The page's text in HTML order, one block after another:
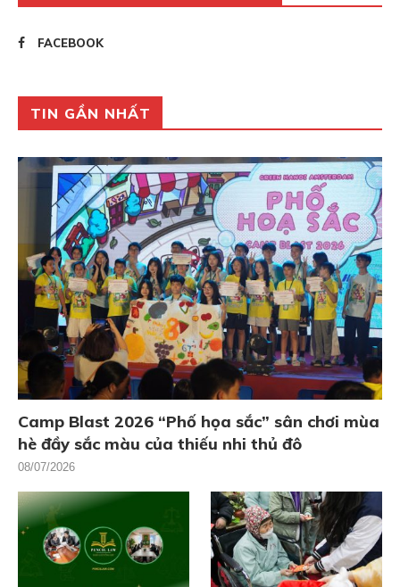
FACEBOOK
TIN GẦN NHẤT
Camp Blast 2026 “Phố họa sắc” sân chơi mùa
hè đầy sắc màu của thiếu nhi thủ đô
08/07/2026